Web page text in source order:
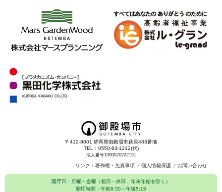
〒412-8601 静岡県御殿場市萩原483番地
TEL：0550-83-1212(代)
法人番号1000020222151
リンク・著作権・免責事項 個人情報保護 お問い合わせ
開庁日：月曜～金曜（祝日・休日、年末年始を除く）
開庁時間：午前8:30～午後5:15